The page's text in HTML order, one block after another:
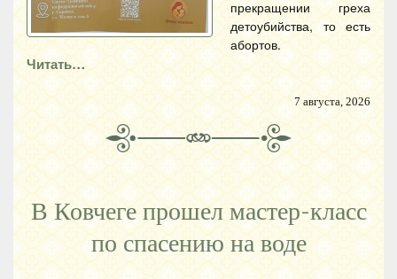
прекращении греха
детоубийства, то есть
абортов.
Читать…
7 августа, 2026
В Ковчеге прошел мастер-класс
по спасению на воде